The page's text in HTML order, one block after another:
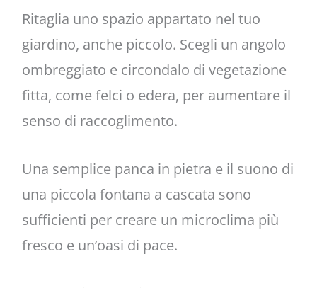
Ritaglia uno spazio appartato nel tuo
giardino, anche piccolo. Scegli un angolo
ombreggiato e circondalo di vegetazione
fitta, come felci o edera, per aumentare il
senso di raccoglimento.
Una semplice panca in pietra e il suono di
una piccola fontana a cascata sono
sufficienti per creare un microclima più
fresco e un’oasi di pace.